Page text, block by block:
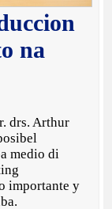
na
drs. Arthur
medio di
importante y